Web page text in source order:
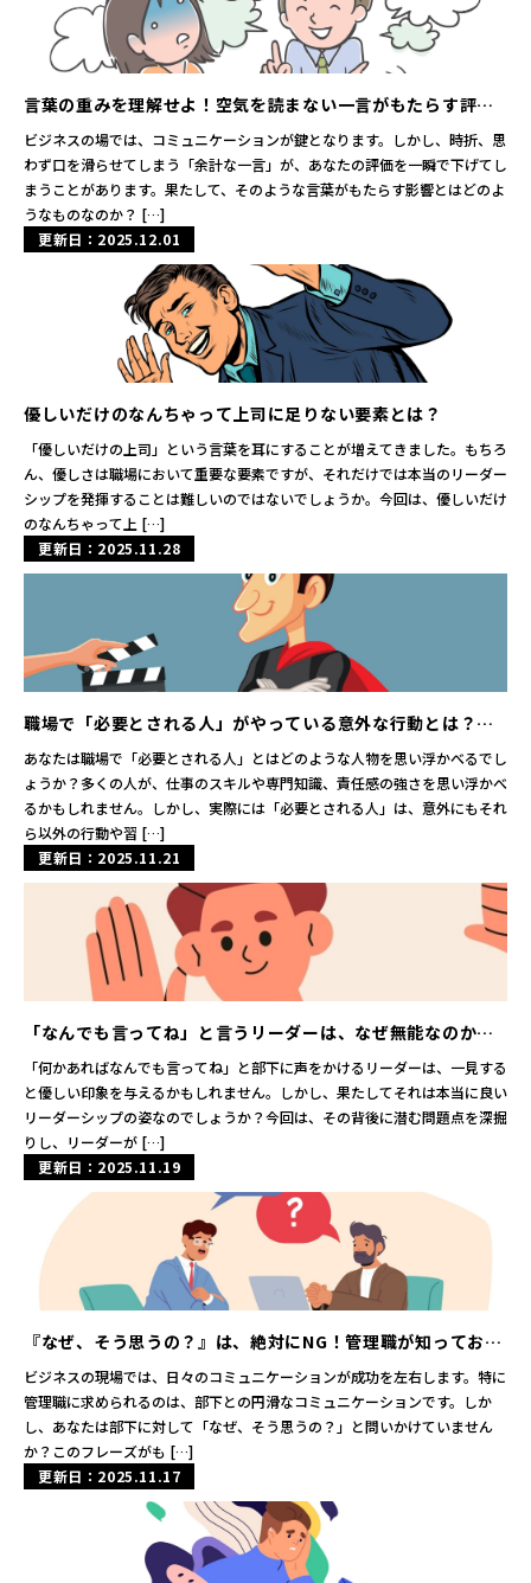
言葉の重みを理解せよ！空気を読まない一言がもたらす評価
低下とその末路
ビジネスの場では、コミュニケーションが鍵となります。しかし、時折、思
わず口を滑らせてしまう「余計な一言」が、あなたの評価を一瞬で下げてし
まうことがあります。果たして、そのような言葉がもたらす影響とはどのよ
うなものなのか？ […]
更新日：2025.12.01
優しいだけのなんちゃって上司に足りない要素とは？
「優しいだけの上司」という言葉を耳にすることが増えてきました。もちろ
ん、優しさは職場において重要な要素ですが、それだけでは本当のリーダー
シップを発揮することは難しいのではないでしょうか。今回は、優しいだけ
のなんちゃって上 […]
更新日：2025.11.28
職場で「必要とされる人」がやっている意外な行動とは？成
功するビジネスパーソンの秘密に迫る
あなたは職場で「必要とされる人」とはどのような人物を思い浮かべるでし
ょうか？多くの人が、仕事のスキルや専門知識、責任感の強さを思い浮かべ
るかもしれません。しかし、実際には「必要とされる人」は、意外にもそれ
ら以外の行動や習 […]
更新日：2025.11.21
「なんでも言ってね」と言うリーダーは、なぜ無能なのか？
その真実に迫る
「何かあればなんでも言ってね」と部下に声をかけるリーダーは、一見する
と優しい印象を与えるかもしれません。しかし、果たしてそれは本当に良い
リーダーシップの姿なのでしょうか？今回は、その背後に潜む問題点を深掘
りし、リーダーが […]
更新日：2025.11.19
『なぜ、そう思うの？』は、絶対にNG！管理職が知っておく
べきコミュニケーションの新常識
ビジネスの現場では、日々のコミュニケーションが成功を左右します。特に
管理職に求められるのは、部下との円滑なコミュニケーションです。しか
し、あなたは部下に対して「なぜ、そう思うの？」と問いかけていません
か？このフレーズがも […]
更新日：2025.11.17